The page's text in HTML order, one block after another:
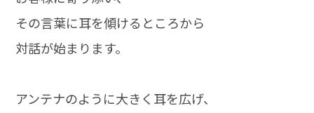
その言葉に耳を傾けるところから
対話が始まります。
アンテナのように大きく耳を広げ、